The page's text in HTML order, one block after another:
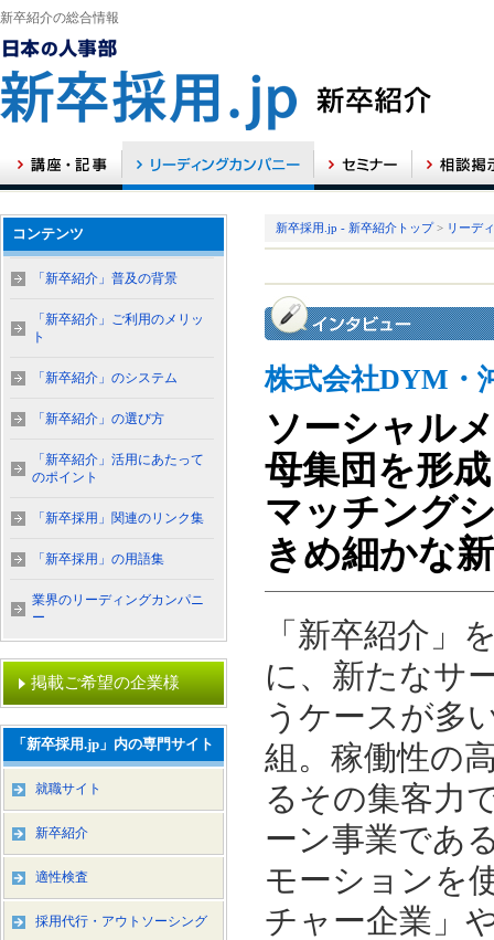
新卒紹介の総合情報
新卒採用.jp - 新卒紹介トップ> リーデ
株式会社DYM・
ソーシャル
母集団を形成
マッチング
きめ細かな
「新卒紹介」
に、新たなサ
うケースが多
組。稼働性の
るその集客力
ーン事業であ
モーションを
チャー企業」
コンテンツ
「新卒紹介」普及の背景
「新卒紹介」ご利用のメリッ
ト
「新卒紹介」のシステム
「新卒紹介」の選び方
「新卒紹介」活用にあたって
のポイント
「新卒採用」関連のリンク集
「新卒採用」の用語集
業界のリーディングカンパニ
ー
掲載ご希望の企業様
「新卒採用.jp」内の専門サイト
就職サイト
新卒紹介
適性検査
採用代行・アウトソーシング